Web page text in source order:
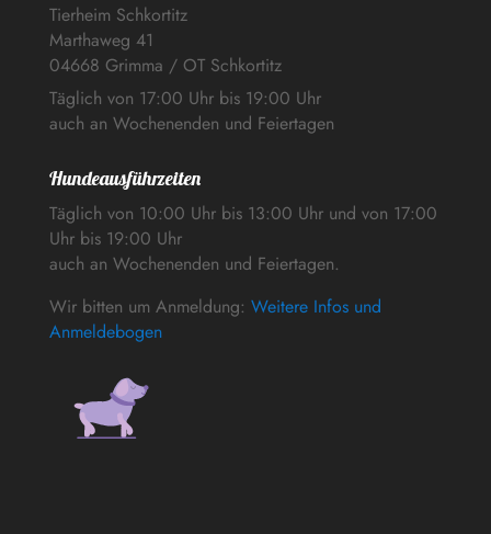
Tierheim Schkortitz
Marthaweg 41
04668 Grimma / OT Schkortitz
Täglich von 17:00 Uhr bis 19:00 Uhr
auch an Wochenenden und Feiertagen
Hundeausführzeiten
Täglich von 10:00 Uhr bis 13:00 Uhr und von 17:00
Uhr bis 19:00 Uhr
auch an Wochenenden und Feiertagen.
Wir bitten um Anmeldung: Weitere Infos und
Anmeldebogen